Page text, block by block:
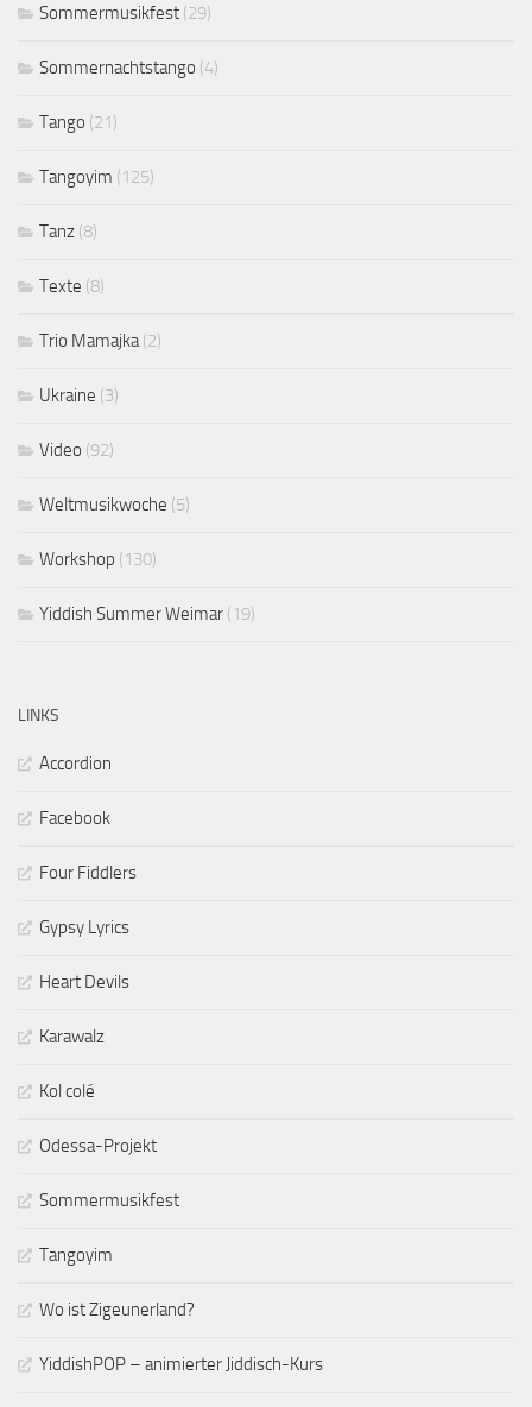
Sommermusikfest (29)
Sommernachtstango (4)
Tango (21)
Tangoyim (125)
Tanz (8)
Texte (8)
Trio Mamajka(2)
Ukraine (3)
Video (92)
Weltmusikwoche (5)
Workshop (130)
Yiddish Summer Weimar (19)
LINKS
Accordion
Facebook
Four Fiddlers
Gypsy Lyrics
Heart Devils
Karawalz
Kol colé
Odessa-Projekt
Sommermusikfest
Tangoyim
Wo ist Zigeunerland?
YiddishPOP – animierter Jiddisch-Kurs